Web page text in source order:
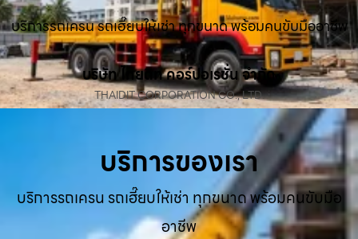
บริการรถเครน รถเฮี๊ยบให้เช่า ทุกขนาด พร้อมคนขับมืออาชีพ
บริษัท ไทยดิท คอร์ปอเรชั่น จำกัด
THAIDIT CORPORATION CO., LTD.
บริการของเรา
บริการรถเครน รถเฮี๊ยบให้เช่า ทุกขนาด พร้อมคนขับมือ
อาชีพ